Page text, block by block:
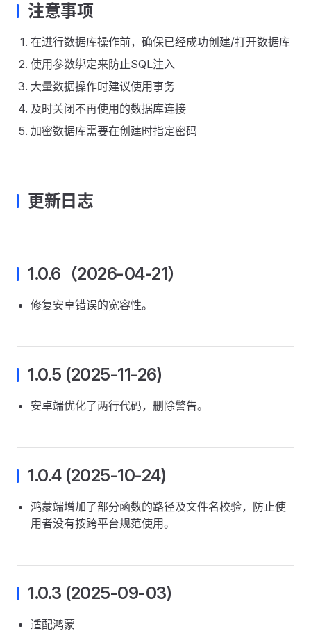
注意事项
在进行数据库操作前，确保已经成功创建/打开数据库
使用参数绑定来防止SQL注入
大量数据操作时建议使用事务
及时关闭不再使用的数据库连接
加密数据库需要在创建时指定密码
更新日志
1.0.6（2026-04-21）
修复安卓错误的宽容性。
1.0.5 (2025-11-26)
安卓端优化了两行代码，删除警告。
1.0.4 (2025-10-24)
鸿蒙端增加了部分函数的路径及文件名校验，防止使
用者没有按跨平台规范使用。
1.0.3 (2025-09-03)
适配鸿蒙